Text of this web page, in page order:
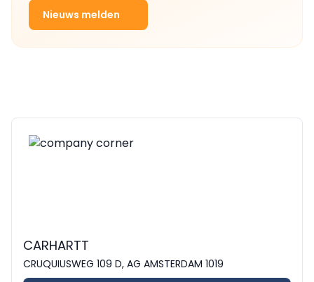
Nieuws melden
CARHARTT
CRUQUIUSWEG 109 D, AG AMSTERDAM 1019